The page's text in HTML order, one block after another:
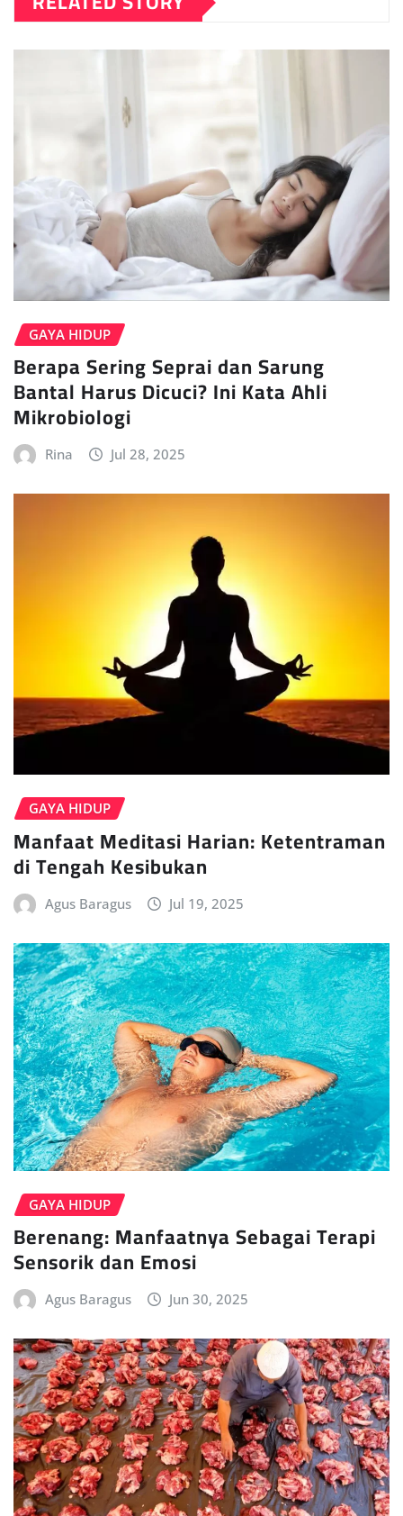
GAYA HIDUP
Berapa Sering Seprai dan Sarung
Bantal Harus Dicuci? Ini Kata Ahli
Mikrobiologi
Rina Jul 28, 2025
GAYA HIDUP
Manfaat Meditasi Harian: Ketentraman
di Tengah Kesibukan
Agus Baragus Jul 19, 2025
GAYA HIDUP
Berenang: Manfaatnya Sebagai Terapi
Sensorik dan Emosi
Agus Baragus Jun 30, 2025